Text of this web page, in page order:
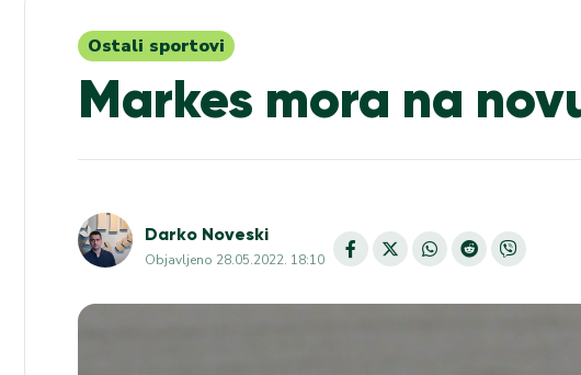
Ostali sportovi
Markes mora na
Darko Noveski
Objavljeno 28.05.2022. 18:10